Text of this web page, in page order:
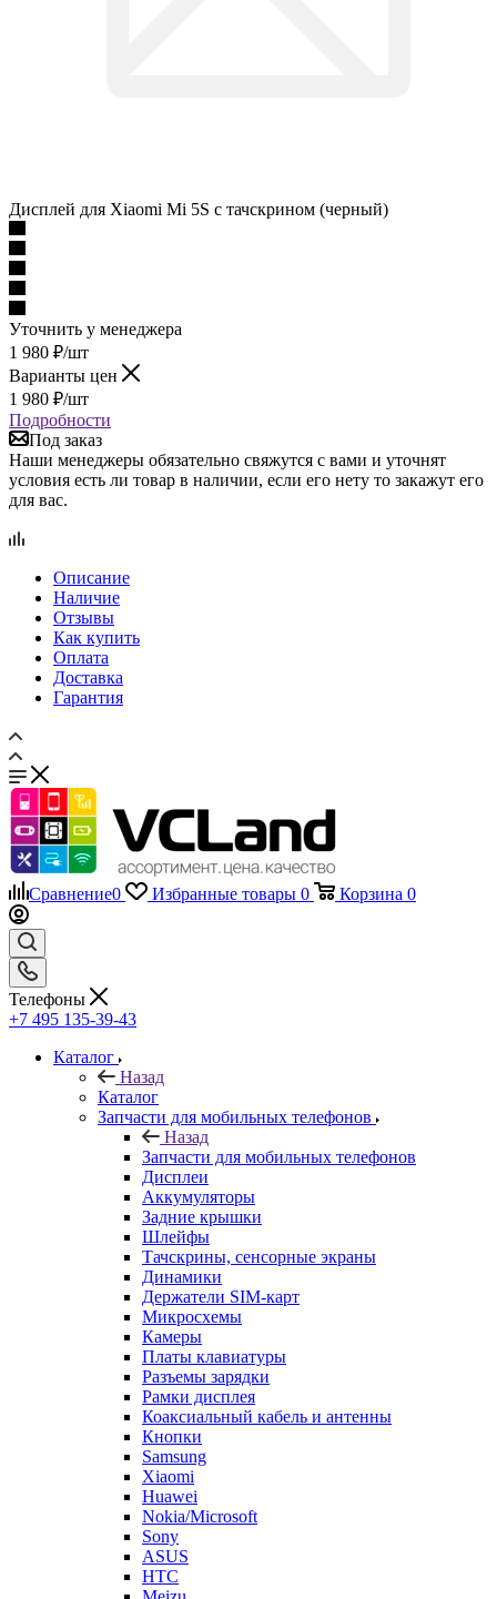
Дисплей для Xiaomi Mi 5S с тачскрином (черный)
Уточнить у менеджера
1 980 ₽/шт
Варианты цен
1 980 ₽/шт
Подробности
Под заказ
Наши менеджеры обязательно свяжутся с вами и уточнят
условия есть ли товар в наличии, если его нету то закажут его
для вас.
Описание
Наличие
Отзывы
Как купить
Оплата
Доставка
Гарантия
Сравнение0 Избранные товары 0 Корзина 0
Телефоны
+7 495 135-39-43
Каталог
Назад
Каталог
Запчасти для мобильных телефонов
Назад
Запчасти для мобильных телефонов
Дисплеи
Аккумуляторы
Задние крышки
Шлейфы
Тачскрины, сенсорные экраны
Динамики
Держатели SIM-карт
Микросхемы
Камеры
Платы клавиатуры
Разъемы зарядки
Рамки дисплея
Коаксиальный кабель и антенны
Кнопки
Samsung
Xiaomi
Huawei
Nokia/Microsoft
Sony
ASUS
HTC